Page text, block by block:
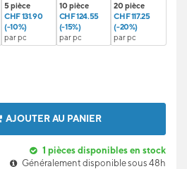
5 pièce
CHF 131.90
(-10%)
par pc
10 pièce
CHF 124.55
(-15%)
par pc
20 pièce
CHF 117.25
(-20%)
par pc
AJOUTER AU PANIER
1 pièces disponibles en stock
Généralement disponible sous 48h